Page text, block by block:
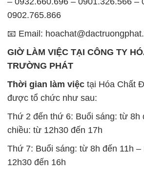
TRƯỜNG PHÁT
được tổ chức như sau:
Thứ 2 đến thứ 6: Buổi sáng: từ 8h
chiều: từ 12h30 đến 17h
Thứ 7: Buổi sáng: từ 8h đến 11h
12h30 đến 16h
Chủ nhật: Nghỉ chủ nhật hàng tuần
thủ giờ làm việc để đảm bảo sự hỗ
khách hàng và đảm bảo hiệu suất